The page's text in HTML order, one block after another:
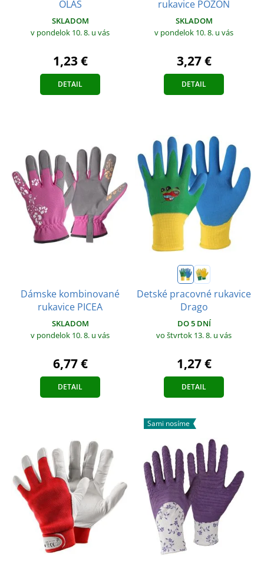
OLAS
SKLADOM
v pondelok 10. 8. u vás
1,23 €
DETAIL
rukavice POZON
SKLADOM
v pondelok 10. 8. u vás
3,27 €
DETAIL
Dámske kombinované
rukavice PICEA
SKLADOM
v pondelok 10. 8. u vás
6,77 €
DETAIL
Detské pracovné rukavice
Drago
DO 5 DNÍ
vo štvrtok 13. 8. u vás
1,27 €
DETAIL
Sami nosíme